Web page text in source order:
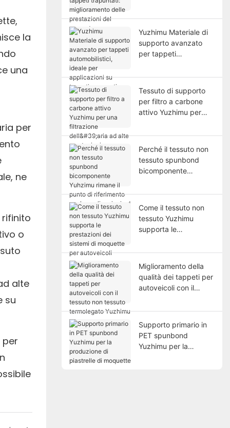
la
una
per
ne
o
alte
su
miglioramento delle
prestazioni del
Yuzhimu Materiale di
supporto avanzato
per tappeti
per applicazioni su
tappeti sagomati.
Tessuto di supporto
per filtro a carbone
attivo Yuzhimu per
ad alte prestazioni.
Perché il tessuto non
tessuto spunbond
bicomponente
punto di riferimento
per le applicazioni ad
alte prestazioni
Come il tessuto non
tessuto Yuzhimu
supporta le
di moquette per
autoveicoli
Miglioramento della
qualità dei tappeti per
autoveicoli con il
termolegato Yuzhimu
Supporto primario in
PET spunbond
Yuzhimu per la